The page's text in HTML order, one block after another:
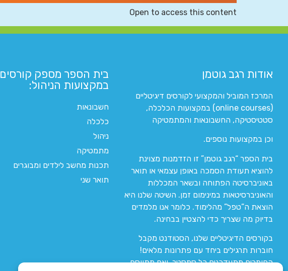
Open to access this content
אודות רגב גוטמן
המרכז המוביל והמקצועי לקורסים דיגיטליים
(online courses) במקצועות הכלכלה,
סטטיסטיקה, החשבונאות והמתמטיקה
וכן במקצועות נוספים.
בית הספר “רגב גוטמן” זו הזדמנות מצוינת
להוציא תעודת הסמכה באופן עצמאי או תואר
באוניברסיטה הפתוחה ובשאר המכללות
והאוניברסיטאות במינימום זמן. השיטה שלנו היא
הוצאת ה”טפל” מהלימוד. כלומר אנו מלמדים
בדיוק מה שצריך כדי להצטיין בבחינה.
בקורסים הדיגיטליים שלנו, הסטודנט מקבל
חוברות תרגילים ביחד עם פתרונות מלאים!
החומרים מתעדכנים כל סמסטר, ואם מתווסף
בית הספר מספק קורסים
במקצועות הניהול:
חשבונאות
כלכלה
ניהול
מתמטיקה
תכנות מחשב לילדים ומבוגרים
תואר שני